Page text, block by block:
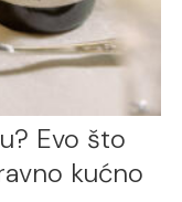
Evo što
kućno